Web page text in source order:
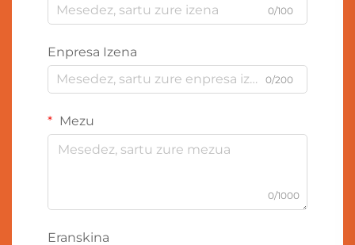
0/100
Enpresa Izena
0/200
Mezu
0/1000
Eranskina